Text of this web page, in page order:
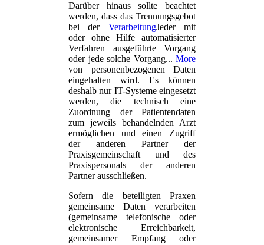
Darüber hinaus sollte beachtet
werden, dass das Trennungsgebot
bei der VerarbeitungJeder mit
oder ohne Hilfe automatisierter
Verfahren ausgeführte Vorgang
oder jede solche Vorgang... More
von personenbezogenen Daten
eingehalten wird. Es können
deshalb nur IT-Systeme eingesetzt
werden, die technisch eine
Zuordnung der Patientendaten
zum jeweils behandelnden Arzt
ermöglichen und einen Zugriff
der anderen Partner der
Praxisgemeinschaft und des
Praxispersonals der anderen
Partner ausschließen.
Sofern die beteiligten Praxen
gemeinsame Daten verarbeiten
(gemeinsame telefonische oder
elektronische Erreichbarkeit,
gemeinsamer Empfang oder